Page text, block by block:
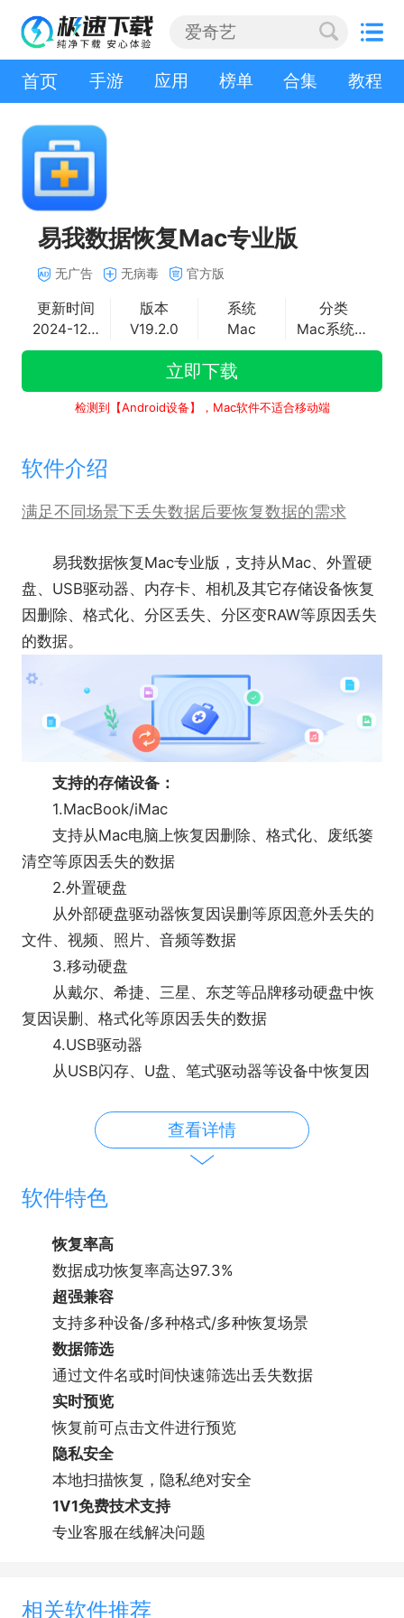
首页 手游 应用 榜单 合集 教程
易我数据恢复Mac专业版
无广告 无病毒 官方版
更新时间
2024-12-16
版本
V19.2.0
系统
Mac
分类
Mac系统修复
立即下载
检测到【Android设备】，Mac软件不适合移动端
软件介绍
满足不同场景下丢失数据后要恢复数据的需求
易我数据恢复Mac专业版，支持从Mac、外置硬
盘、USB驱动器、内存卡、相机及其它存储设备恢复
因删除、格式化、分区丢失、分区变RAW等原因丢失
的数据。
支持的存储设备：
1.MacBook/iMac
支持从Mac电脑上恢复因删除、格式化、废纸篓
清空等原因丢失的数据
2.外置硬盘
从外部硬盘驱动器恢复因误删等原因意外丢失的
文件、视频、照片、音频等数据
3.移动硬盘
从戴尔、希捷、三星、东芝等品牌移动硬盘中恢
复因误删、格式化等原因丢失的数据
4.USB驱动器
从USB闪存、U盘、笔式驱动器等设备中恢复因
5.内存卡
包括SD卡、SDHC卡、micro SD卡、CF卡、XD
6.其它存储设备
像机，丢失重要数据后，都可尝试恢复
支持的文件类型：
文档
DOC/DOCX、XLS/XLSX、PPT/PPTX、PDF、
CWK、HTML/HTM、INDD、EPS等。
图片
JPG/JPEG、TIFF/TIF、PNG、BMP、GIF、
PSD、CRW、CR2、NEF、ORF、SR2、MRW、
DCR、WMF、RAW、SWF、SVG、RAF、DNG等。
视频
AVI、MOV、MP4、M4V、3GP、3G2、WMV、
MKV、ASF、FLV、SWF、MPG、RM/RMVB、
查看详情
软件特色
恢复率高
数据成功恢复率高达97.3%
超强兼容
支持多种设备/多种格式/多种恢复场景
数据筛选
通过文件名或时间快速筛选出丢失数据
实时预览
恢复前可点击文件进行预览
隐私安全
本地扫描恢复，隐私绝对安全
1V1免费技术支持
专业客服在线解决问题
相关软件推荐